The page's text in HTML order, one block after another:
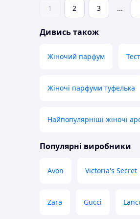
1 2 3 ...
Дивись також
Жіночий парфум
Жіночі парфуми туфелька
Найпопулярніші жіночі
Популярні виробники
Avon Victoria's Secret
Zara Gucci